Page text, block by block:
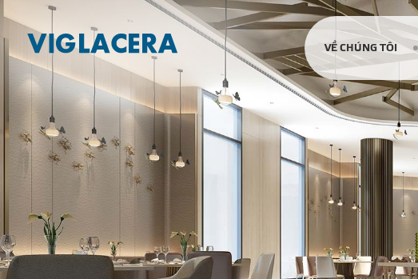
VỀ CHÚNG TÔI